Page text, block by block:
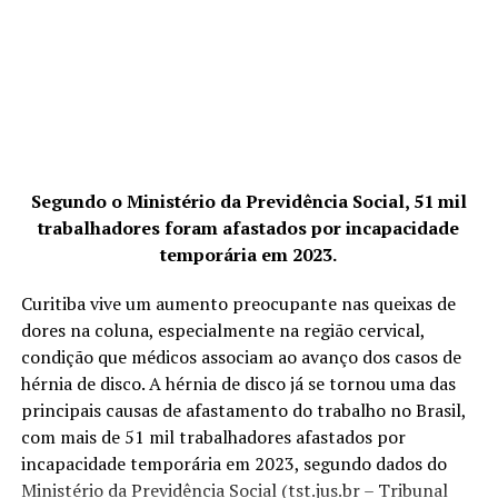
Doutor Manoel Buco fala sobre a Ameloblastoma e como
realizar o seu diagnóstico
se retira totalmente a agulha, apenas se dá pequenos
solavancos para cima e para baixo), fricção (na parte
áspera da agulha), giros de um lado para outro ou
É costume também utilizar um “mandril” para inserir as
agulhas. Trata-se de um pequeno tubo plástico
descartável dentro do qual corre a agulha. A leve
pressão da ponta do mandril sobre a pele ajuda a reduzir
a dor da entrada, mas acupunturistas muito experientes
Segundo o Ministério da Previdência Social, 51 mil
trabalhadores foram afastados por incapacidade
temporária em 2023.
Curitiba vive um aumento preocupante nas queixas de
dores na coluna, especialmente na região cervical,
condição que médicos associam ao avanço dos casos de
hérnia de disco. A hérnia de disco já se tornou uma das
principais causas de afastamento do trabalho no Brasil,
com mais de 51 mil trabalhadores afastados por
incapacidade temporária em 2023, segundo dados do
Ministério da Previdência Social (tst.jus.br – Tribunal